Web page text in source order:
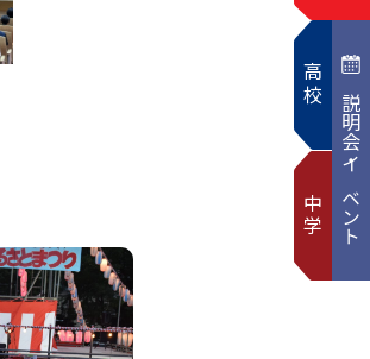
説明会・イベント
高校
中学